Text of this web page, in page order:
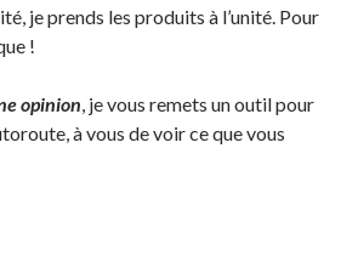
je prends les produits à l’unité. Pour
!
opinion, je vous remets un outil pour
à vous de voir ce que vous